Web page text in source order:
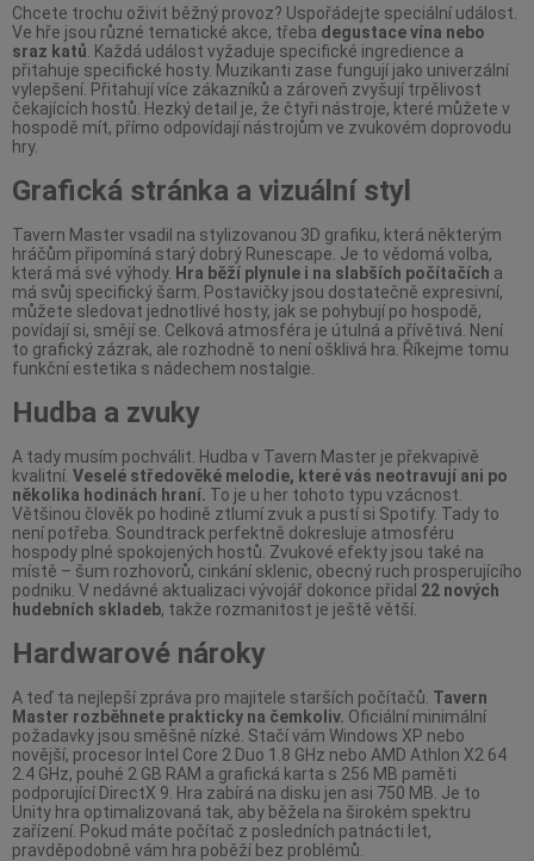
Chcete trochu oživit běžný provoz? Uspořádejte speciální událost.
Ve hře jsou různé tematické akce, třeba degustace vína nebo
sraz katů . Každá událost vyžaduje specifické ingredience a
přitahuje specifické hosty. Muzikanti zase fungují jako univerzální
vylepšení. Přitahují více zákazníků a zároveň zvyšují trpělivost
čekajících hostů. Hezký detail je, že čtyři nástroje, které můžete v
hospodě mít, přímo odpovídají nástrojům ve zvukovém doprovodu
hry.
Grafická stránka a vizuální styl
Tavern Master vsadil na stylizovanou 3D grafiku, která některým
hráčům připomíná starý dobrý Runescape. Je to vědomá volba,
která má své výhody. Hra běží plynule i na slabších počítačích a
má svůj specifický šarm. Postavičky jsou dostatečně expresivní,
můžete sledovat jednotlivé hosty, jak se pohybují po hospodě,
povídají si, smějí se. Celková atmosféra je útulná a přívětivá. Není
to grafický zázrak, ale rozhodně to není ošklivá hra. Říkejme tomu
funkční estetika s nádechem nostalgie.
Hudba a zvuky
A tady musím pochválit. Hudba v Tavern Master je překvapivě
kvalitní. Veselé středověké melodie, které vás neotravují ani po
několika hodinách hraní. To je u her tohoto typu vzácnost.
Většinou člověk po hodině ztlumí zvuk a pustí si Spotify. Tady to
není potřeba. Soundtrack perfektně dokresluje atmosféru
hospody plné spokojených hostů. Zvukové efekty jsou také na
místě – šum rozhovorů, cinkání sklenic, obecný ruch prosperujícího
podniku. V nedávné aktualizaci vývojář dokonce přidal 22 nových
hudebních skladeb, takže rozmanitost je ještě větší.
Hardwarové nároky
A teď ta nejlepší zpráva pro majitele starších počítačů. Tavern
Master rozběhnete prakticky na čemkoliv. Oficiální minimální
požadavky jsou směšně nízké. Stačí vám Windows XP nebo
novější, procesor Intel Core 2 Duo 1.8 GHz nebo AMD Athlon X2 64
2.4 GHz, pouhé 2 GB RAM a grafická karta s 256 MB paměti
podporující DirectX 9. Hra zabírá na disku jen asi 750 MB. Je to
Unity hra optimalizovaná tak, aby běžela na širokém spektru
zařízení. Pokud máte počítač z posledních patnácti let,
pravděpodobně vám hra poběží bez problémů.